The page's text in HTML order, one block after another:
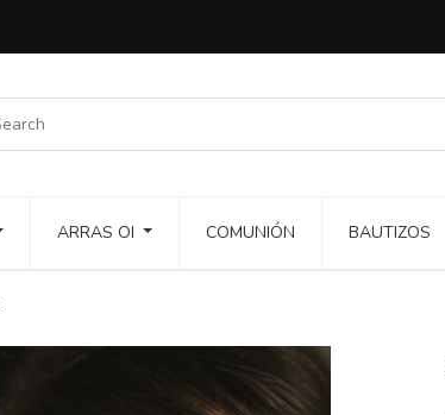
ARRAS OI COMUNIÓN BAUTIZOS